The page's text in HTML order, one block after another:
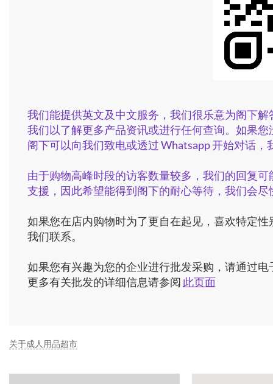
我们能提供英文及中文服务，我们很乐意为阁下
我们以了解更多产品资讯或进行任何查询。如果
阁下可以向我们致电或透过 Whatsapp 开始对话
由于购物高峰时段的访客数量较多，我们的回复
支援，因此希望能得到阁下的耐心等待，我们会
如果您在店内购物时为了更自在起见，喜欢特定
我们联系。
如果您有兴趣为您的企业进行批发采购，请通过
更多有关批发的详细信息请参阅 此页面
关于成人用品超市